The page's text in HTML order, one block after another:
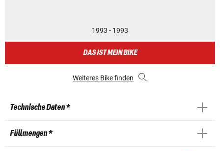
1993 - 1993
DAS IST MEIN BIKE
Weiteres Bike finden
Technische Daten *
Füllmengen *